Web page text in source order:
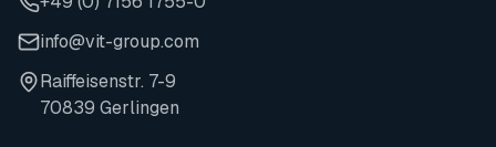
info@vit-group.com
Raiffeisenstr. 7-9
70839 Gerlingen